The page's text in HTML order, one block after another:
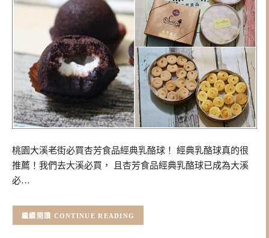
桃園大溪老街必買杏芳食品經典乳酪球！ 經典乳酪球真的很
推薦！我們去大溪必買， 且杏芳食品經典乳酪球已成為大溪
必…
CONTINUE READING